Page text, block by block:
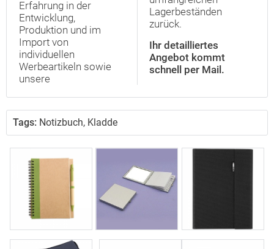
Erfahrung in der
Entwicklung,
Produktion und im
Import von
individuellen
Werbeartikeln sowie
unsere
Lagerbeständen
zurück.
Ihr detailliertes
Angebot kommt
schnell per Mail.
Tags: Notizbuch, Kladde